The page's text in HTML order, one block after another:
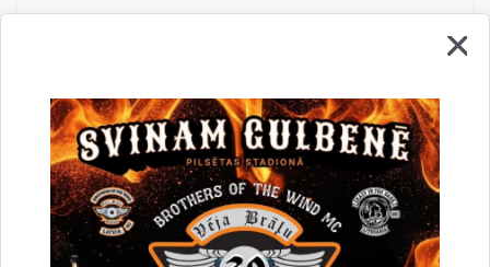
Skatīt vairāk
Lubānas novads
Skatīt vairāk